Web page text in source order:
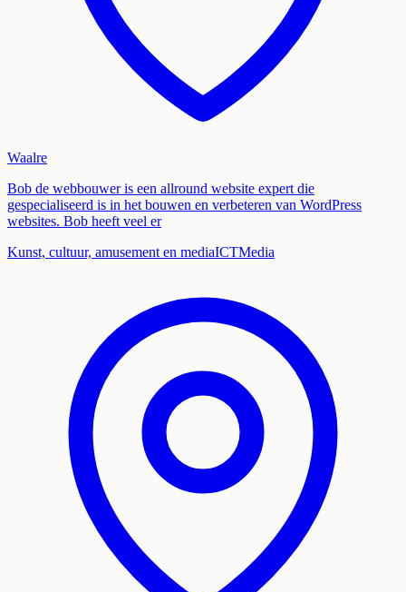
Waalre
Bob de webbouwer is een allround website expert die
gespecialiseerd is in het bouwen en verbeteren van WordPress
websites. Bob heeft veel er
Kunst, cultuur, amusement en mediaICTMedia